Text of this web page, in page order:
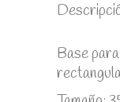
Base